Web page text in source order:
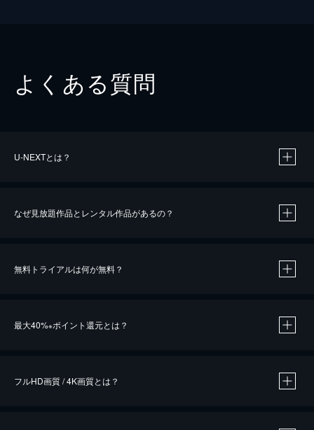
よくある質問
U-NEXTとは？
なぜ見放題作品とレンタル作品があるの？
無料トライアルは何が無料？
最大40%※ポイント還元とは？
フルHD画質 / 4K画質とは？